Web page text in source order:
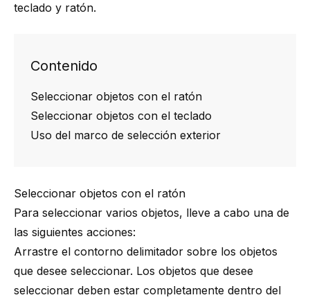
teclado y ratón.
Contenido
Seleccionar objetos con el ratón
Seleccionar objetos con el teclado
Uso del marco de selección exterior
Seleccionar objetos con el ratón
Para seleccionar varios objetos, lleve a cabo una de
las siguientes acciones:
Arrastre el contorno delimitador sobre los objetos
que desee seleccionar. Los objetos que desee
seleccionar deben estar completamente dentro del